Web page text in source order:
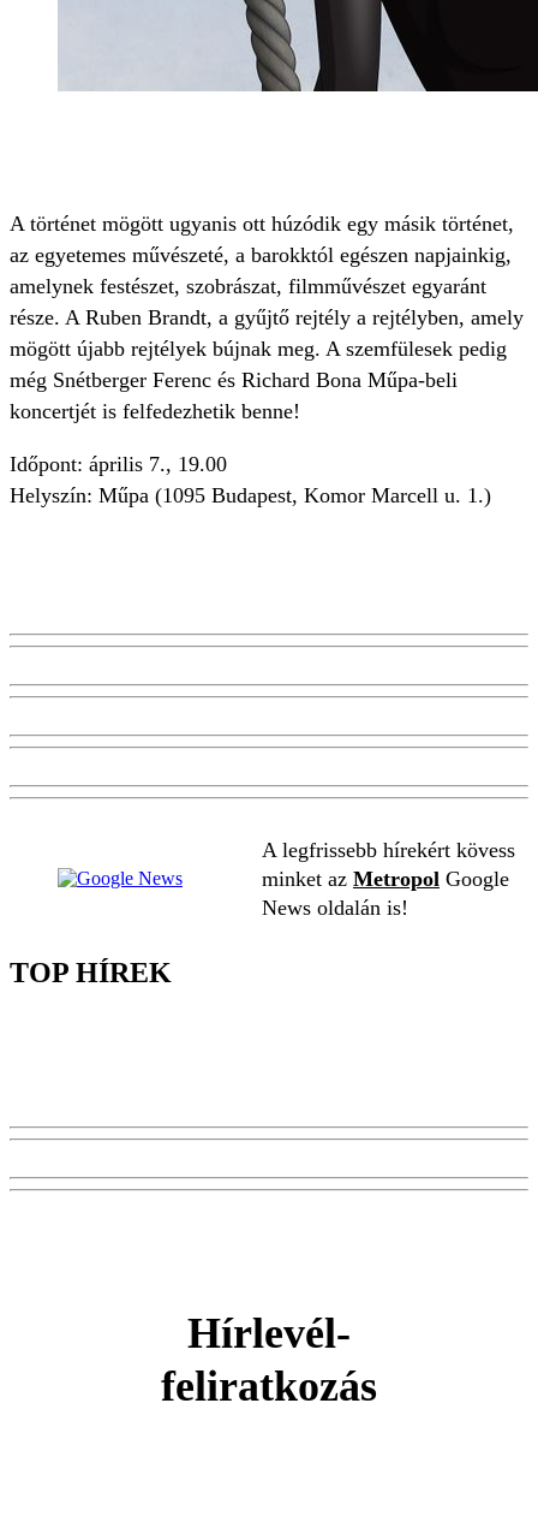
A történet mögött ugyanis ott húzódik egy másik történet,
az egyetemes művészeté, a barokktól egészen napjainkig,
amelynek festészet, szobrászat, filmművészet egyaránt
része. A Ruben Brandt, a gyűjtő rejtély a rejtélyben, amely
mögött újabb rejtélyek bújnak meg. A szemfülesek pedig
még Snétberger Ferenc és Richard Bona Műpa-beli
koncertjét is felfedezhetik benne!
Időpont: április 7., 19.00
Helyszín: Műpa (1095 Budapest, Komor Marcell u. 1.)
A legfrissebb hírekért kövess
minket az Metropol Google
News oldalán is!
TOP HÍREK
Hírlevél-
feliratkozás